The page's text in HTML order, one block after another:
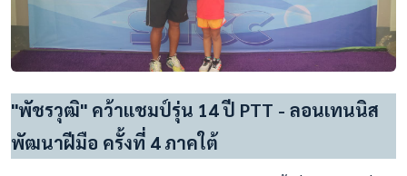
"พัชรวุฒิ" คว้าแชมป์รุ่น 14 ปี PTT - ลอนเทนนิส
พัฒนาฝีมือ ครั้งที่ 4 ภาคใต้